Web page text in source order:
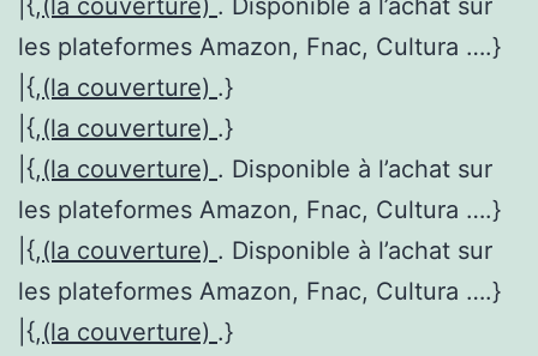
les plateformes Amazon, Fnac, Cultura ….}
|{,(la couverture) .}
|{,(la couverture) .}
|{,(la couverture) . Disponible à l’achat sur
les plateformes Amazon, Fnac, Cultura ….}
|{,(la couverture) . Disponible à l’achat sur
les plateformes Amazon, Fnac, Cultura ….}
|{,(la couverture) .}